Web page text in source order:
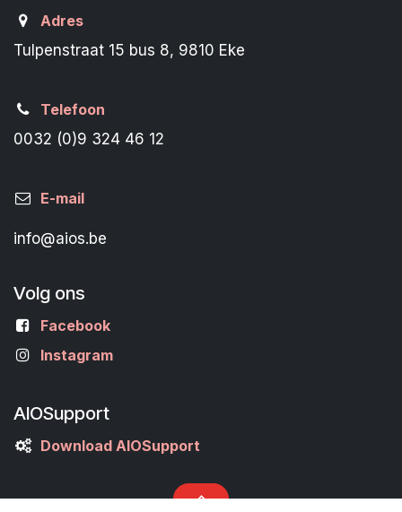
Adres
Tulpenstraat 15 bus 8, 9810 Eke
Telefoon
0032 (0)9 324 46 12
E-mail
info@aios.be
Volg ons
Facebook
Instagram
AIOSupport
Download AIOSupport